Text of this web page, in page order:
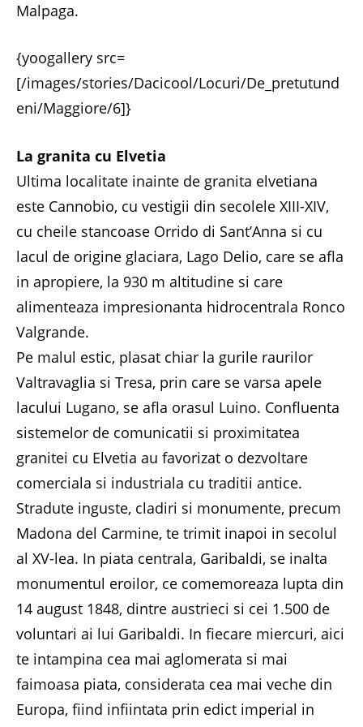
Malpaga.
{yoogallery src=
[/images/stories/Dacicool/Locuri/De_pretutund
eni/Maggiore/6]}
La granita cu Elvetia
Ultima localitate inainte de granita elvetiana
este Cannobio, cu vestigii din secolele XIII-XIV,
cu cheile stancoase Orrido di Sant’Anna si cu
lacul de origine glaciara, Lago Delio, care se afla
in apropiere, la 930 m altitudine si care
alimenteaza impresionanta hidrocentrala Ronco
Valgrande.
Pe malul estic, plasat chiar la gurile raurilor
Valtravaglia si Tresa, prin care se varsa apele
lacului Lugano, se afla orasul Luino. Confluenta
sistemelor de comunicatii si proximitatea
granitei cu Elvetia au favorizat o dezvoltare
comerciala si industriala cu traditii antice.
Stradute inguste, cladiri si monumente, precum
Madona del Carmine, te trimit inapoi in secolul
al XV-lea. In piata centrala, Garibaldi, se inalta
monumentul eroilor, ce comemoreaza lupta din
14 august 1848, dintre austrieci si cei 1.500 de
voluntari ai lui Garibaldi. In fiecare miercuri, aici
te intampina cea mai aglomerata si mai
faimoasa piata, considerata cea mai veche din
Europa, fiind infiintata prin edict imperial in